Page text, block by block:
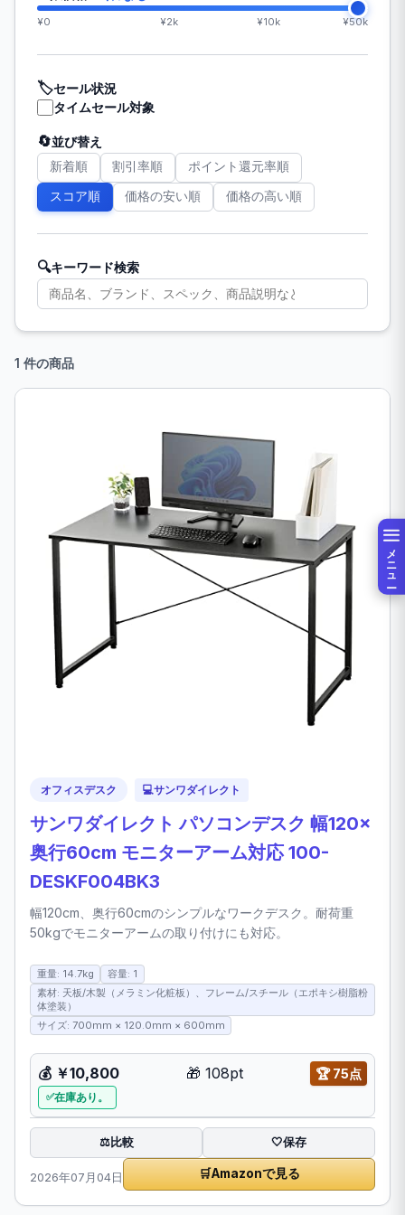
メニュー
¥0 ¥2k ¥10k ¥50k
🏷️セール状況
タイムセール対象
🔄並び替え
新着順 割引率順 ポイント還元率順
スコア順 価格の安い順 価格の高い順
🔍キーワード検索
1 件の商品
オフィスデスク 💻サンワダイレクト
サンワダイレクト パソコンデスク 幅120×
奥行60cm モニターアーム対応 100-
DESKF004BK3
幅120cm、奥行60cmのシンプルなワークデスク。耐荷重
50kgでモニターアームの取り付けにも対応。
重量: 14.7kg
容量: 1
素材: 天板/木製（メラミン化粧板）、フレーム/スチール（エポキシ樹脂粉
体塗装）
サイズ: 700mm × 120.0mm × 600mm
💰 ￥10,800 🎁 108pt 🏆75点
在庫あり。
⚖️比較 🤍保存
2026年07月04日 🛒Amazonで見る